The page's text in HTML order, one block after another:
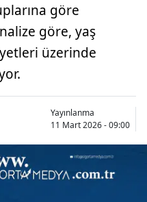
Antalya
Artvin
Bilecik
göre
göre, yaş
üzerinde
Yayınlanma
11 Mart 2026 - 09:00